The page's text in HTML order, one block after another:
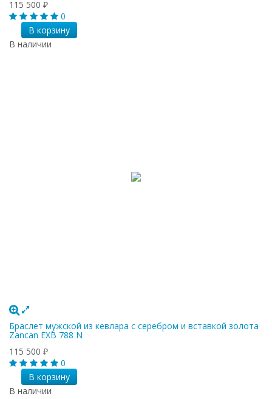
115 500 ₽
0
В корзину
В наличии
Браслет мужской из кевлара с серебром и вставкой золота
Zancan EXB 788 N
115 500 ₽
0
В корзину
В наличии